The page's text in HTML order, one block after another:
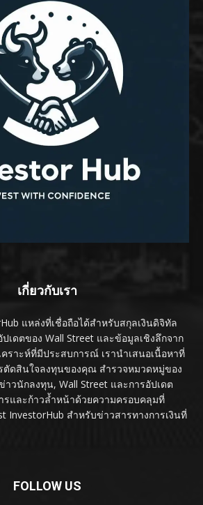
เกี่ยวกับเรา
แหล่งที่เชื่อถือได้สำหรับสกุลเงินดิจิทัล
เดตของ Wall Street และข้อมูลเชิงลึกจาก
ราะห์ที่มีประสบการณ์ เรานำเสนอเนื้อหาที่
ตัดสินใจลงทุนของคุณ สำรวจหมวดหมู่ของ
าวนักลงทุน, Wall Street และการอัปเดต
และก้าวล้ำหน้าด้วยความครอบคลุมที่
InvestorHub สำหรับข่าวสารทางการเงินที่
FOLLOW US